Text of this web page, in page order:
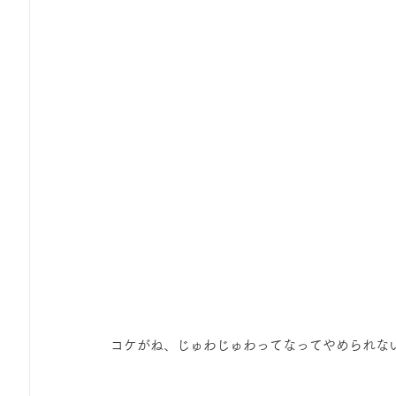
コケがね、じゅわじゅわってなってやめられな